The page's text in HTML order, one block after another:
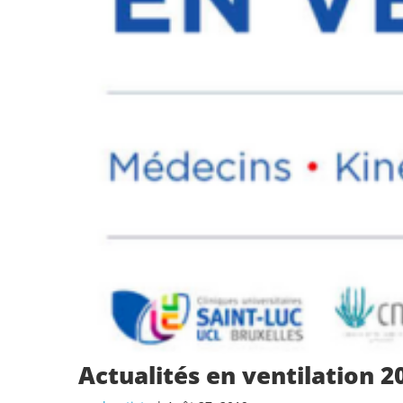
Actualités en ventilation